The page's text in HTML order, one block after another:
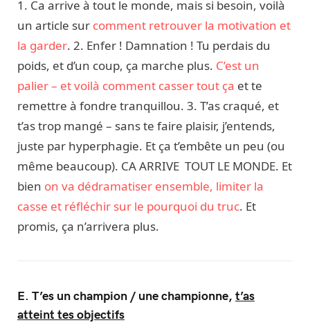
1. Ca arrive à tout le monde, mais si besoin, voilà
un article sur comment retrouver la motivation et
la garder. 2. Enfer ! Damnation ! Tu perdais du
poids, et d’un coup, ça marche plus. C’est un
palier – et voilà comment casser tout ça et te
remettre à fondre tranquillou. 3. T’as craqué, et
t’as trop mangé – sans te faire plaisir, j’entends,
juste par hyperphagie. Et ça t’embête un peu (ou
même beaucoup). CA ARRIVE TOUT LE MONDE. Et
bien on va dédramatiser ensemble, limiter la
casse et réfléchir sur le pourquoi du truc. Et
promis, ça n’arrivera plus.
E. T’es un champion / une championne, t’as
atteint tes objectifs